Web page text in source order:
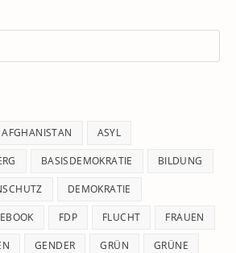
AFGHANISTAN ASYL
BASISDEMOKRATIE BILDUNG
DEMOKRATIE
FDP FLUCHT FRAUEN
GENDER GRÜN GRÜNE